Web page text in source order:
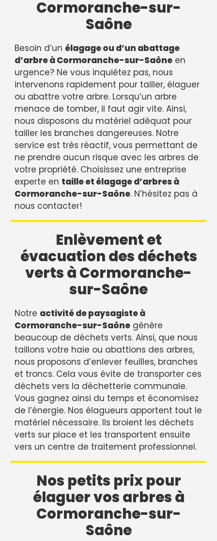
Cormoranche-sur-
Saône
Besoin d’un élagage ou d’un abattage
d’arbre à Cormoranche-sur-Saône en
urgence? Ne vous inquiétez pas, nous
intervenons rapidement pour tailler, élaguer
ou abattre votre arbre. Lorsqu’un arbre
menace de tomber, il faut agir vite. Ainsi,
nous disposons du matériel adéquat pour
tailler les branches dangereuses. Notre
service est très réactif, vous permettant de
ne prendre aucun risque avec les arbres de
votre propriété. Choisissez une entreprise
experte en taille et élagage d’arbres à
Cormoranche-sur-Saône. N’hésitez pas à
nous contacter!
Enlèvement et
évacuation des déchets
verts à Cormoranche-
sur-Saône
Notre activité de paysagiste à
Cormoranche-sur-Saône génère
beaucoup de déchets verts. Ainsi, que nous
taillons votre haie ou abattions des arbres,
nous proposons d’enlever feuilles, branches
et troncs. Cela vous évite de transporter ces
déchets vers la déchetterie communale.
Vous gagnez ainsi du temps et économisez
de l’énergie. Nos élagueurs apportent tout le
matériel nécessaire. Ils broient les déchets
verts sur place et les transportent ensuite
vers un centre de traitement professionnel.
Nos petits prix pour
élaguer vos arbres à
Cormoranche-sur-
Saône